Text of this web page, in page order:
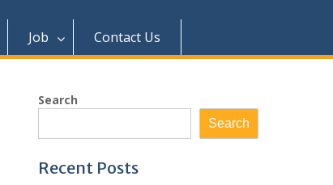
Job Contact Us
Search
Search
Recent Posts